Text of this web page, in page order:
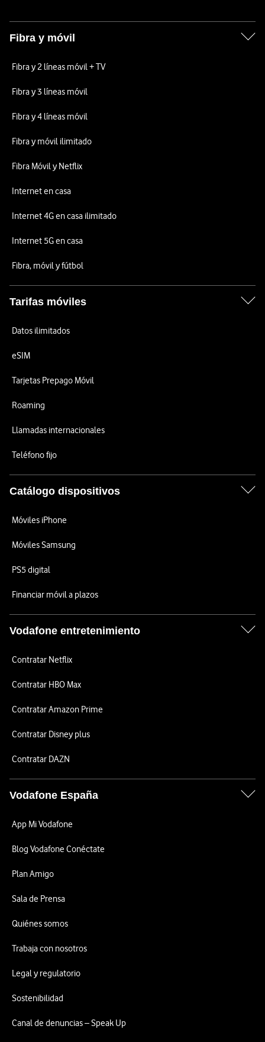
Fibra y móvil
Fibra y 2 líneas móvil + TV
Fibra y 3 líneas móvil
Fibra y 4 líneas móvil
Fibra y móvil ilimitado
Fibra Móvil y Netflix
Internet en casa
Internet 4G en casa ilimitado
Internet 5G en casa
Fibra, móvil y fútbol
Tarifas móviles
Datos ilimitados
eSIM
Tarjetas Prepago Móvil
Roaming
Llamadas internacionales
Teléfono fijo
Catálogo dispositivos
Móviles iPhone
Móviles Samsung
PS5 digital
Financiar móvil a plazos
Vodafone entretenimiento
Contratar Netflix
Contratar HBO Max
Contratar Amazon Prime
Contratar Disney plus
Contratar DAZN
Vodafone España
App Mi Vodafone
Blog Vodafone Conéctate
Plan Amigo
Sala de Prensa
Quiénes somos
Trabaja con nosotros
Legal y regulatorio
Sostenibilidad
Canal de denuncias – Speak Up